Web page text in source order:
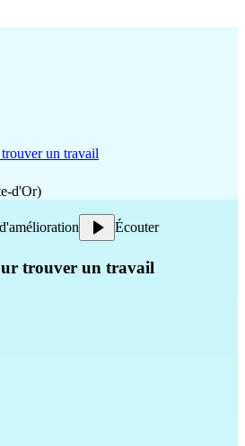
un travail
d'Or)
Écouter
trouver un travail